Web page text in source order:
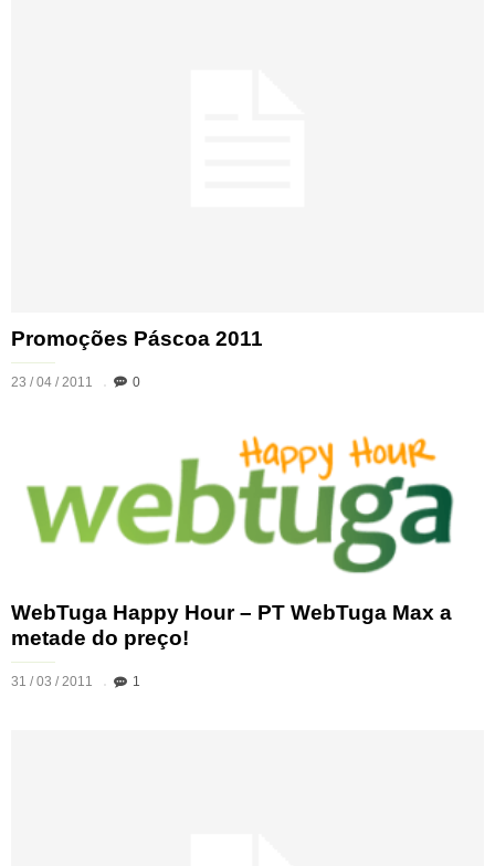
Promoções Páscoa 2011
23 / 04 / 2011 0
WebTuga Happy Hour – PT WebTuga Max a
metade do preço!
31 / 03 / 2011 1